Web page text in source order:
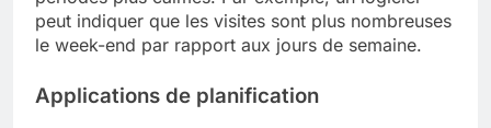
peut indiquer que les visites sont plus nombreuses
le week-end par rapport aux jours de semaine.
Applications de planification